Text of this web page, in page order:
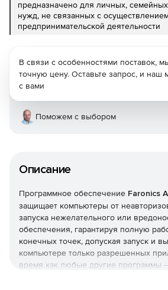
предназначено для личных,
нужд, не связанных с
предпринимательской деятельности
Описание
Программное обеспечение Faronics
защищает компьютеры от
запуска нежелательного или
обеспечения, гарантируя полную
конечных точек, допуская запуск и
компьютере только разрешенных
время как любые другие программы
В связи с особенностями поставок,
точную цену. Оставьте запрос, и наш
с вами
Поможем с выбором